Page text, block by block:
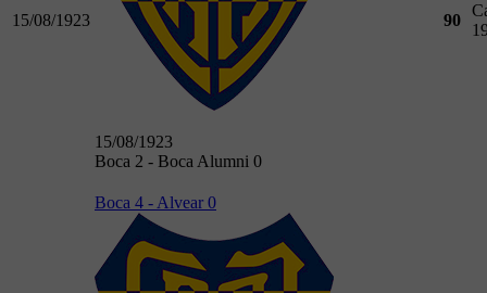
15/08/1923
15/08/1923
Boca 2 - Boca Alumni 0
90
Boca 4 - Alvear 0